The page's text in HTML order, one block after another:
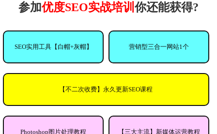
参加优度SEO实战培训你还能获得?
SEO实用工具【白帽+灰帽】 营销型三合一网站1个
【不二次收费】永久更新SEO课程
Photoshop图片处理教程 【三大主流】新媒体运营教程